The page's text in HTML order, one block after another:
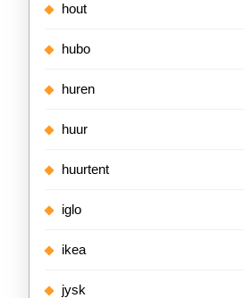
hout
hubo
huren
huur
huurtent
iglo
ikea
jysk